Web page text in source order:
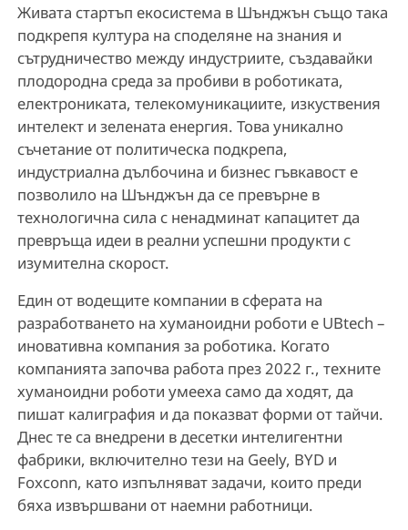
Живата стартъп екосистема в Шънджън също така
подкрепя култура на споделяне на знания и
сътрудничество между индустриите, създавайки
плодородна среда за пробиви в роботиката,
електрониката, телекомуникациите, изкуствения
интелект и зелената енергия. Това уникално
съчетание от политическа подкрепа,
индустриална дълбочина и бизнес гъвкавост е
позволило на Шънджън да се превърне в
технологична сила с ненадминат капацитет да
превръща идеи в реални успешни продукти с
изумителна скорост.
Един от водещите компании в сферата на
разработването на хуманоидни роботи е UBtech –
иновативна компания за роботика. Когато
компанията започва работа през 2022 г., техните
хуманоидни роботи умееха само да ходят, да
пишат калиграфия и да показват форми от тайчи.
Днес те са внедрени в десетки интелигентни
фабрики, включително тези на Geely, BYD и
Foxconn, като изпълняват задачи, които преди
бяха извършвани от наемни работници.